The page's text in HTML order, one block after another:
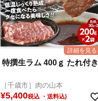
特撰生ラム 400ｇ たれ付き
［千歳市］肉の山本
¥5,400税込